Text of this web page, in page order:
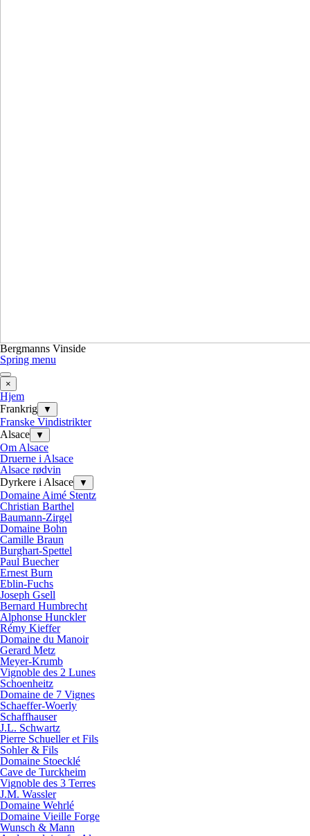
Bergmanns Vinside
Spring menu
×
Hjem
Frankrig
▼
Franske Vindistrikter
Alsace
▼
Om Alsace
Druerne i Alsace
Alsace rødvin
Dyrkere i Alsace
▼
Domaine Aimé Stentz
Christian Barthel
Baumann-Zirgel
Domaine Bohn
Camille Braun
Burghart-Spettel
Paul Buecher
Ernest Burn
Eblin-Fuchs
Joseph Gsell
Bernard Humbrecht
Alphonse Hunckler
Rémy Kieffer
Domaine du Manoir
Gerard Metz
Meyer-Krumb
Vignoble des 2 Lunes
Schoenheitz
Domaine de 7 Vignes
Schaeffer-Woerly
Schaffhauser
J.L. Schwartz
Pierre Schueller et Fils
Sohler & Fils
Domaine Stoecklé
Cave de Turckheim
Vignoble des 3 Terres
J.M. Wassler
Domaine Wehrlé
Domaine Vieille Forge
Wunsch & Mann